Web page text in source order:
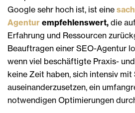
Google sehr hoch ist, ist eine
Agentur empfehlenswert, die
Erfahrung und Ressourcen
Beauftragen einer SEO-Agentur
wenn viel beschäftigte Praxis-
keine Zeit haben, sich intensiv mit
auseinanderzusetzen, ein
notwendigen Optimierungen